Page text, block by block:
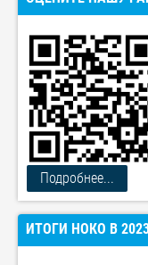
Подробнее...
ИТОГИ НОКО В